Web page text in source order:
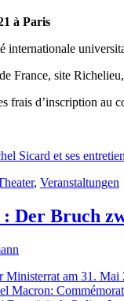
à Paris
internationale
France, site
frais d’inscription au
Sicard et ses
, Veranstaltungen
Der Bruch
Ministerrat am 31. Mai
Macron: